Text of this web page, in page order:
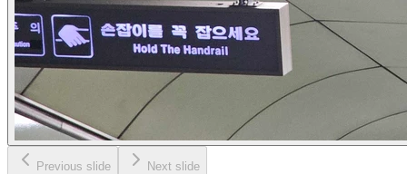
Previous slide Next slide